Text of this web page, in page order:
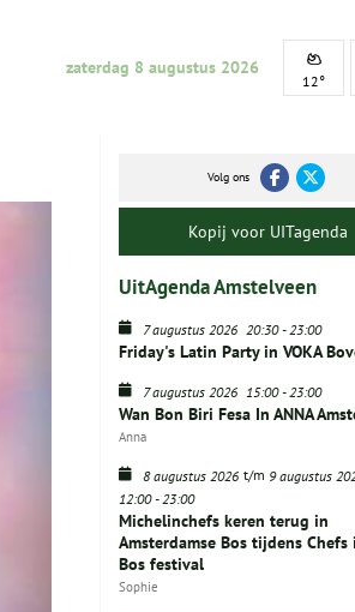
zaterdag 8 augustus 2026
12°
Volg ons
Kopij voor UITagenda
UitAgenda Amstelveen
7 augustus 2026 20:30-23:00
Friday's Latin Party in VOKA
7 augustus 2026 15:00-23:00
Wan Bon Biri Fesa In ANNA
Anna
8 augustus 2026 t/m 9 augustus
12:00-23:00
Michelinchefs keren terug in
Amsterdamse Bos tijdens
Bos festival
Sophie